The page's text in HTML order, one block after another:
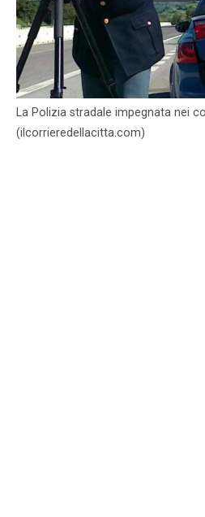
La Polizia stradale impegnata nei
(ilcorrieredellacitta.com)